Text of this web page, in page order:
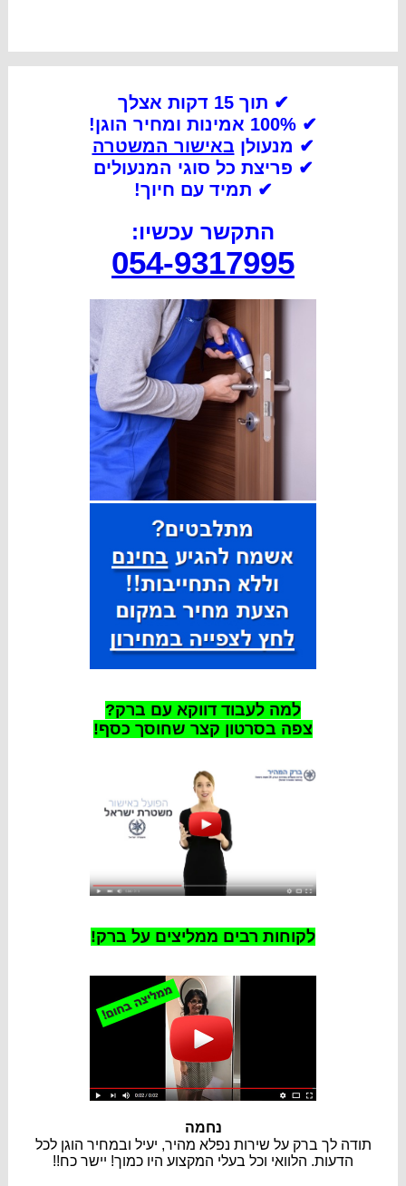
✔ תוך 15 דקות אצלך
✔ 100% אמינות ומחיר הוגן!
✔ מנעולןבאישור המשטרה
✔ פריצת כל סוגי המנעולים
✔ תמיד עם חיוך!
התקשר עכשיו:
054-9317995
למה לעבוד דווקא עם ברק?
צפה בסרטון קצר שחוסך כסף!
לקוחות רבים ממליצים על ברק!
נחמה
תודה לך ברק על שירות נפלא מהיר, יעיל ובמחיר הוגן לכל
הדעות. הלוואי וכל בעלי המקצוע היו כמוך! יישר כח!!